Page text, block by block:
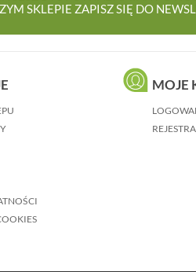
SKLEPIE ZAPISZ SIĘ DO
MOJE